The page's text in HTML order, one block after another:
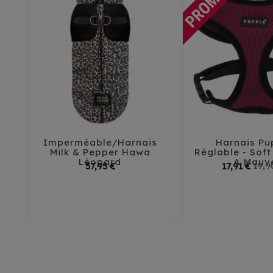
  
Imperméable/Harnais
Milk & Pepper Hawa
Léopard
57,95 €Prix
 
Harnais
Réglable - Soft
A
17,91 €